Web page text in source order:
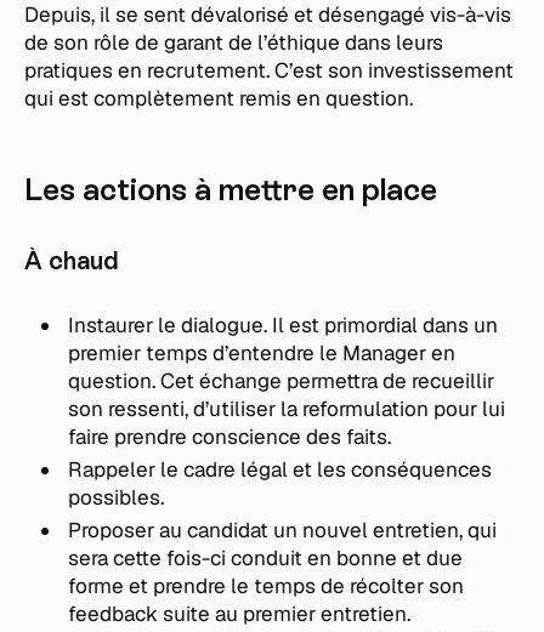
Depuis, il se sent dévalorisé et désengagé vis-à-vis
de son rôle de garant de l’éthique dans leurs
pratiques en recrutement. C’est son investissement
qui est complètement remis en question.
Les actions à mettre en place
À chaud
Instaurer le dialogue. Il est primordial dans un
premier temps d’entendre le Manager en
question. Cet échange permettra de recueillir
son ressenti, d’utiliser la reformulation pour lui
faire prendre conscience des faits.
Rappeler le cadre légal et les conséquences
possibles.
Proposer au candidat un nouvel entretien, qui
sera cette fois-ci conduit en bonne et due
forme et prendre le temps de récolter son
feedback suite au premier entretien.